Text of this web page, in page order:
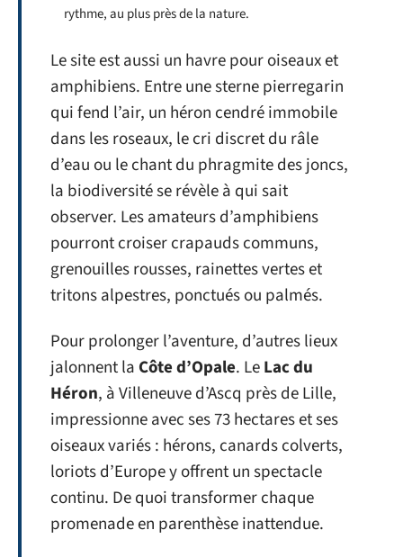
rythme, au plus près de la nature.
Le site est aussi un havre pour oiseaux et
amphibiens. Entre une sterne pierregarin
qui fend l’air, un héron cendré immobile
dans les roseaux, le cri discret du râle
d’eau ou le chant du phragmite des joncs,
la biodiversité se révèle à qui sait
observer. Les amateurs d’amphibiens
pourront croiser crapauds communs,
grenouilles rousses, rainettes vertes et
tritons alpestres, ponctués ou palmés.
Pour prolonger l’aventure, d’autres lieux
jalonnent la Côte d’Opale. LeLac du
Héron, à Villeneuve d’Ascq près de Lille,
impressionne avec ses 73 hectares et ses
oiseaux variés : hérons, canards colverts,
loriots d’Europe y offrent un spectacle
continu. De quoi transformer chaque
promenade en parenthèse inattendue.